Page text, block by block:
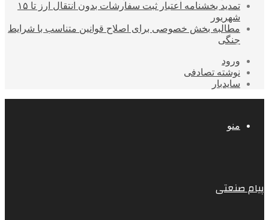
تمدید بخشنامه اعتبار ثبت سفارشات بدون انتقال ارز تا ۱۵
شهریور
مطالبه بخش خصوصی برای اصلاح قوانین متناسب با شرایط
جنگی
ورود
نوشته تصادفی
سایدبار
منو
پیام صنعتی